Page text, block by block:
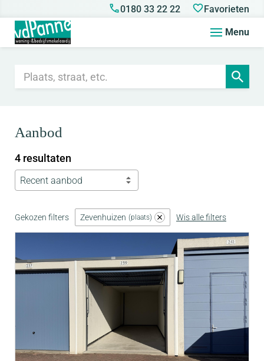
0180 33 22 22 Favorieten
Menu
Aanbod
4 resultaten
Recent aanbod
Gekozen filters Zevenhuizen plaats Wis alle filters